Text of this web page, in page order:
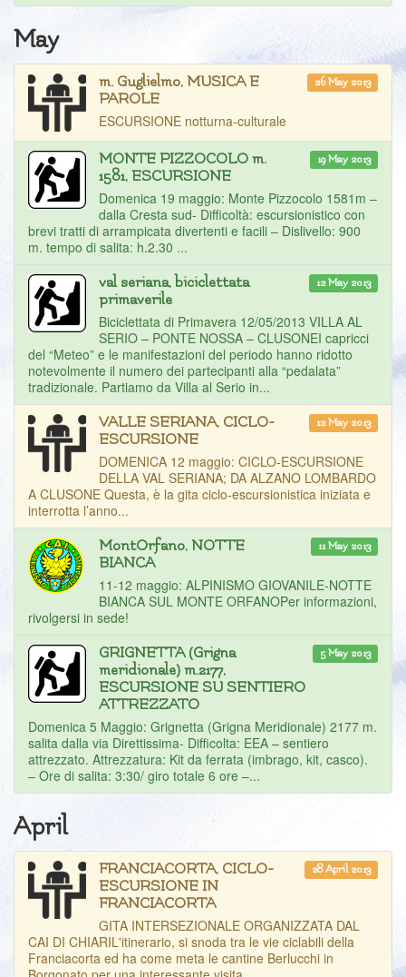
May
26 May 2013
m. Guglielmo, MUSICA E
PAROLE
ESCURSIONE notturna-culturale
19 May 2013
MONTE PIZZOCOLO m.
1581, ESCURSIONE
Domenica 19 maggio: Monte Pizzocolo 1581m –
dalla Cresta sud- Difficoltà: escursionistico con
brevi tratti di arrampicata divertenti e facili – Dislivello: 900
m. tempo di salita: h.2.30 ...
12 May 2013
val seriana, biciclettata
primaverile
Biciclettata di Primavera 12/05/2013 VILLA AL
SERIO – PONTE NOSSA – CLUSONEI capricci
del “Meteo” e le manifestazioni del periodo hanno ridotto
notevolmente il numero dei partecipanti alla “pedalata”
tradizionale. Partiamo da Villa al Serio in...
12 May 2013
VALLE SERIANA, CICLO-
ESCURSIONE
DOMENICA 12 maggio: CICLO-ESCURSIONE
DELLA VAL SERIANA; DA ALZANO LOMBARDO
A CLUSONE Questa, è la gita ciclo-escursionistica iniziata e
interrotta l’anno...
11 May 2013
MontOrfano, NOTTE
BIANCA
11-12 maggio: ALPINISMO GIOVANILE-NOTTE
BIANCA SUL MONTE ORFANOPer informazioni,
rivolgersi in sede!
5 May 2013
GRIGNETTA (Grigna
meridionale) m.2177,
ESCURSIONE SU SENTIERO
ATTREZZATO
Domenica 5 Maggio: Grignetta (Grigna Meridionale) 2177 m.
salita dalla via Direttissima- Difficolta: EEA – sentiero
attrezzato. Attrezzatura: Kit da ferrata (imbrago, kit, casco).
– Ore di salita: 3:30/ giro totale 6 ore –...
April
28 April 2013
FRANCIACORTA, CICLO-
ESCURSIONE IN
FRANCIACORTA
GITA INTERSEZIONALE ORGANIZZATA DAL
CAI DI CHIARIL'itinerario, si snoda tra le vie ciclabili della
Franciacorta ed ha come meta le cantine Berlucchi in